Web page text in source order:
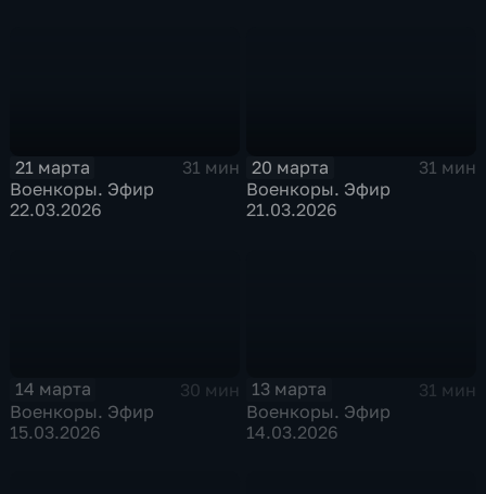
21 марта
31 мин
Военкоры. Эфир
22.03.2026
20 марта
31 мин
Военкоры. Эфир
21.03.2026
14 марта
30 мин
Военкоры. Эфир
15.03.2026
13 марта
31 мин
Военкоры. Эфир
14.03.2026